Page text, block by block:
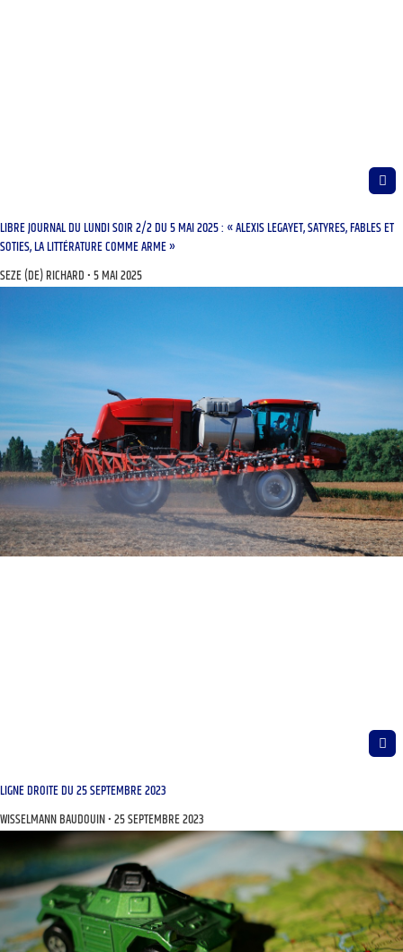
LIBRE JOURNAL DU LUNDI SOIR 2/2 DU 5 MAI 2025 : « ALEXIS LEGAYET, SATYRES, FABLES ET
SOTIES, LA LITTÉRATURE COMME ARME »
SEZE (DE) RICHARD 5 MAI 2025
LIGNE DROITE DU 25 SEPTEMBRE 2023
WISSELMANN BAUDOUIN 25 SEPTEMBRE 2023